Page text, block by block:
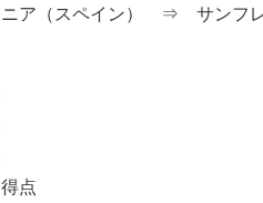
（スペイン） ⇒ サンフレ
点